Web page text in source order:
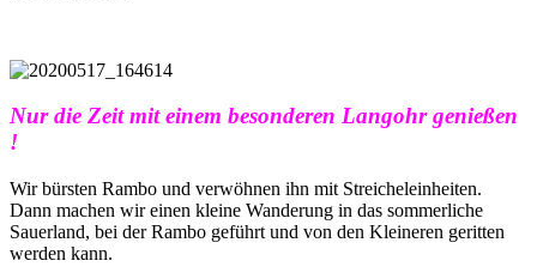
Nur die Zeit mit einem besonderen Langohrgenießen
!
Wir bürsten Rambo und verwöhnen ihn mit Streicheleinheiten.
Dann machen wir einen kleine Wanderung in das sommerliche
Sauerland, bei der Rambo geführt und von den Kleineren geritten
werden kann.